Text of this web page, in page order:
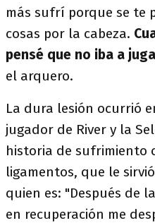
más sufrí porque se te
cosas por la cabeza.
pensé que no iba a
el arquero.
La dura lesión ocurrió
jugador de River y la
historia de sufrimiento
ligamentos, que le
quien es: "Después de
en recuperación me